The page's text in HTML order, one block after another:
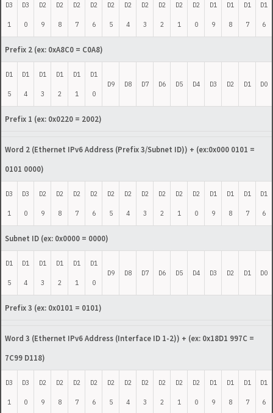
D3
1
D3
0
D2
9
D2
8
D2
7
D2
6
D2
5
D2
4
D2
3
D2
2
D2
1
D2
0
D1
9
D1
8
D1
7
D1
6
Prefix 2 (ex: 0xA8C0 = C0A8)
D1
5
D1
4
D1
3
D1
2
D1
1
D1
0
D9 D8 D7 D6 D5 D4 D3 D2 D1 D0
Prefix 1 (ex: 0x0220 = 2002)
Word 2 (Ethernet IPv6 Address (Prefix 3/Subnet ID)) + (ex:0x000 0101 =
0101 0000)
D3
1
D3
0
D2
9
D2
8
D2
7
D2
6
D2
5
D2
4
D2
3
D2
2
D2
1
D2
0
D1
9
D1
8
D1
7
D1
6
Subnet ID (ex: 0x0000 = 0000)
D1
5
D1
4
D1
3
D1
2
D1
1
D1
0
D9 D8 D7 D6 D5 D4 D3 D2 D1 D0
Prefix 3 (ex: 0x0101 = 0101)
Word 3 (Ethernet IPv6 Address (Interface ID 1-2)) + (ex: 0x18D1 997C =
7C99 D118)
D3
1
D3
0
D2
9
D2
8
D2
7
D2
6
D2
5
D2
4
D2
3
D2
2
D2
1
D2
0
D1
9
D1
8
D1
7
D1
6